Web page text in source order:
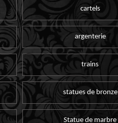
cartels
argenterie
trains
statues de bronze
Statue de marbre